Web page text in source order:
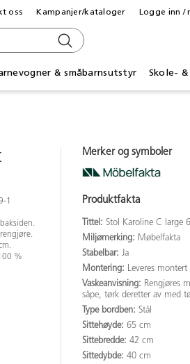
& småbarnsutstyr Skole-
oss Kampanjer/kataloger Logge inn /
1
%
Merker og symboler
Produktfakta
Tittel: Stol Karoline C large
Miljømerking: Møbelfakta
Stabelbar: Ja
Montering: Leveres montert
Vaskeanvisning: Rengjøres
såpe, tørk deretter av med
Type bordben: Stål
Sittehøyde: 65 cm
Sittebredde: 42 cm
Sittedybde: 40 cm